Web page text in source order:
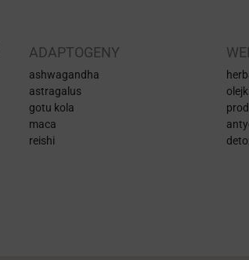
ADAPTOGENY
ashwagandha
astragalus
gotu kola
maca
reishi